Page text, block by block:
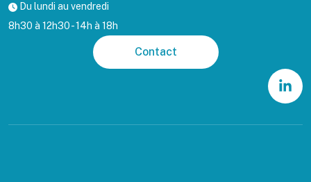
Du lundi au vendredi
8h30 à 12h30 - 14h à 18h
Contact